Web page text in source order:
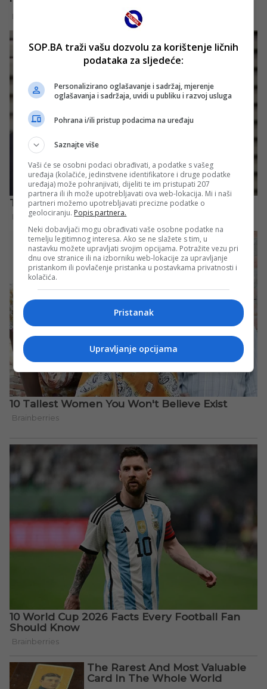
SOP.BA traži vašu dozvolu za korištenje ličnih
podataka za sljedeće:
Personalizirano oglašavanje i sadržaj, mjerenje
oglašavanja i sadržaja, uvidi u publiku i razvoj usluga
Pohrana i/ili pristup podacima na uređaju
Saznajte više
Vaši će se osobni podaci obrađivati, a podatke s vašeg
uređaja (kolačiće, jedinstvene identifikatore i druge podatke
uređaja) može pohranjivati, dijeliti te im pristupati 207
partnera ili ih može upotrebljavati ova web-lokacija. Mi i naši
partneri možemo upotrebljavati precizne podatke o
geolociranju. Popis partnera.
Neki dobavljači mogu obrađivati vaše osobne podatke na
temelju legitimnog interesa. Ako se ne slažete s tim, u
nastavku možete upravljati svojim opcijama. Potražite vezu pri
dnu ove stranice ili na izborniku web-lokacije za upravljanje
pristankom ili povlačenje pristanka u postavkama privatnosti i
kolačića.
Pristanak
Upravljanje opcijama